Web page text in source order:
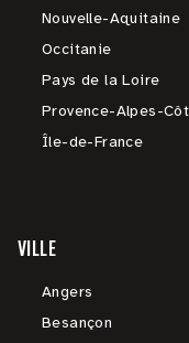
Nouvelle-Aquitaine
Occitanie
Pays de la Loire
Provence-Alpes-
Île-de-France
VILLE
Angers
Besançon